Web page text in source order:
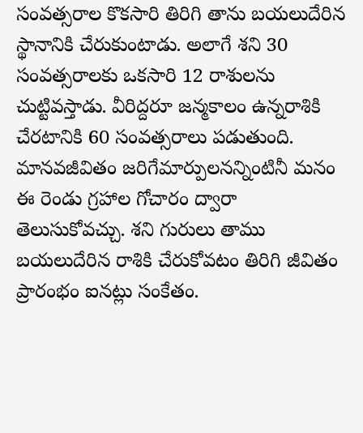
సంవత్సరాల కొకసారి తిరిగి తాను బయలుదేరిన
స్థానానికి చేరుకుంటాడు. అలాగే శని 30
సంవత్సరాలకు ఒకసారి 12 రాశులను
చుట్టివస్తాడు. వీరిద్దరూ జన్మకాలంలో ఉన్నరాశికి
చేరటానికి 60 సంవత్సరాలు పడుతుంది.
మానవజీవితంలో జరిగేమార్పులనన్నింటినీ మనం
ఈ రెండు గ్రహాల గోచారం ద్వారా
తెలుసుకోవచ్చు. శని గురులు తాము
బయలుదేరిన రాశికి చేరుకోవటం తిరిగి జీవితం
ప్రారంభం ఐనట్లు సంకేతం.